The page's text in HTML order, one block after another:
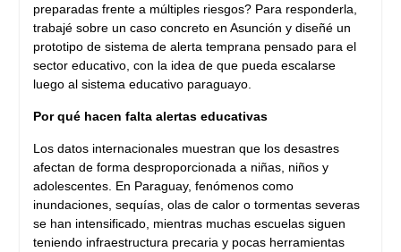
preparadas frente a múltiples riesgos? Para responderla,
trabajé sobre un caso concreto en Asunción y diseñé un
prototipo de sistema de alerta temprana pensado para el
sector educativo, con la idea de que pueda escalarse
luego al sistema educativo paraguayo.
Por qué hacen falta alertas educativas
Los datos internacionales muestran que los desastres
afectan de forma desproporcionada a niñas, niños y
adolescentes. En Paraguay, fenómenos como
inundaciones, sequías, olas de calor o tormentas severas
se han intensificado, mientras muchas escuelas siguen
teniendo infraestructura precaria y pocas herramientas